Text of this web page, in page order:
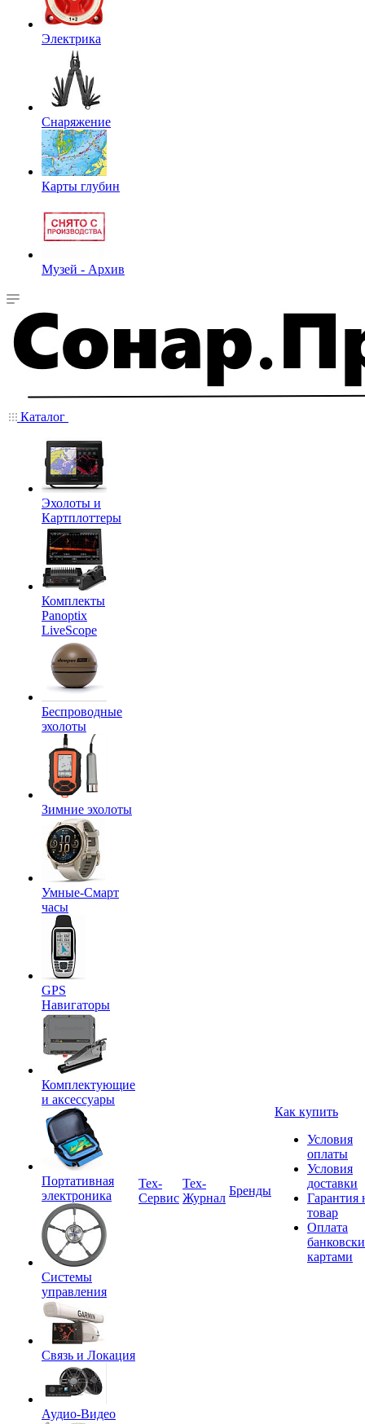
Электрика
Снаряжение
Карты глубин
Музей - Архив
Каталог
Эхолоты и
Картплоттеры
Комплекты
Panoptix
LiveScope
Беспроводные
эхолоты
Зимние эхолоты
Умные-Смарт
часы
GPS
Навигаторы
Комплектующие
и аксессуары
Портативная
электроника
Системы
управления
Связь и Локация
Аудио-Видео
Tex-
Сервис
Тех-
Журнал
Бренды
Как купить
Условия
оплаты
Условия
доставки
Гарантия
товар
Оплата
картами